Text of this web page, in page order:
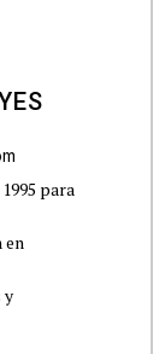
para
en
y